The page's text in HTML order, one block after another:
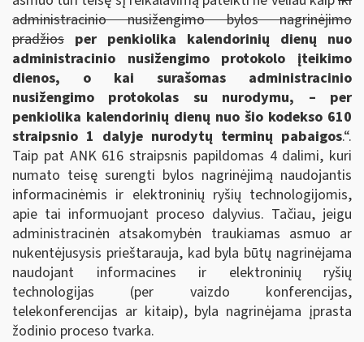
administracinio nusižengimo bylos nagrinėjimo
pradžios per penkiolika kalendorinių dienų nuo
administracinio nusižengimo protokolo įteikimo
dienos, o kai surašomas administracinio
nusižengimo protokolas su nurodymu, – per
penkiolika kalendorinių dienų nuo šio kodekso 610
straipsnio 1 dalyje nurodytų terminų pabaigos.“.
Taip pat ANK 616 straipsnis papildomas 4 dalimi, kuri
numato teisę surengti bylos nagrinėjimą naudojantis
informacinėmis ir elektroninių ryšių technologijomis,
apie tai informuojant proceso dalyvius. Tačiau, jeigu
administracinėn atsakomybėn traukiamas asmuo ar
nukentėjusysis prieštarauja, kad byla būtų nagrinėjama
naudojant informacines ir elektroninių ryšių
technologijas (per vaizdo konferencijas,
telekonferencijas ar kitaip), byla nagrinėjama įprasta
žodinio proceso tvarka.